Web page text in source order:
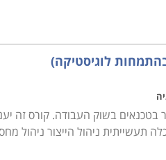
לוגיסטיקה)
בטכנאים בשוק העבודה. קורס זה
ניהול הייצור ניהול